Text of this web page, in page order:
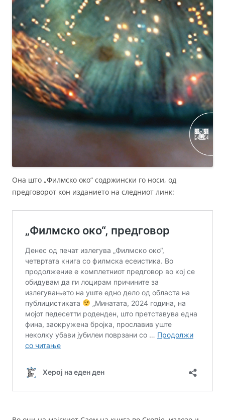
Она што „Филмско око“ содржински го носи, од
предговорот кон изданието на следниот линк: